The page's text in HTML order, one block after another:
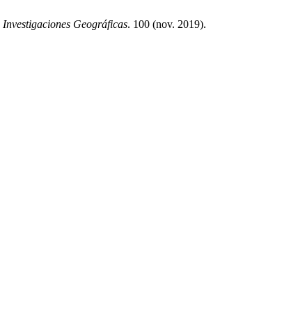
Investigaciones Geográficas. 100 (nov. 2019).